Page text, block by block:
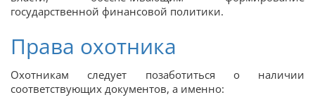
государственной финансовой политики.
Права охотника
Охотникам следует позаботиться о наличии
соответствующих документов, а именно: